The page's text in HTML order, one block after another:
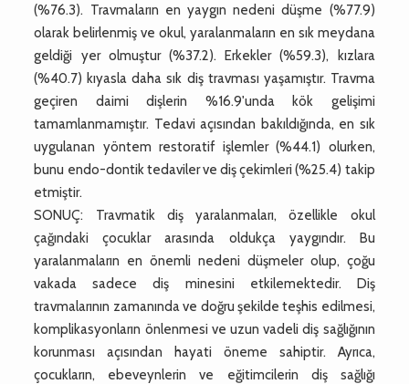
(%76.3). Travmaların en yaygın nedeni düşme (%77.9)
olarak belirlenmiş ve okul, yaralanmaların en sık meydana
geldiği yer olmuştur (%37.2). Erkekler (%59.3), kızlara
(%40.7) kıyasla daha sık diş travması yaşamıştır. Travma
geçiren daimi dişlerin %16.9'unda kök gelişimi
tamamlanmamıştır. Tedavi açısından bakıldığında, en sık
uygulanan yöntem restoratif işlemler (%44.1) olurken,
bunu endo-dontik tedaviler ve diş çekimleri (%25.4) takip
etmiştir.
SONUÇ: Travmatik diş yaralanmaları, özellikle okul
çağındaki çocuklar arasında oldukça yaygındır. Bu
yaralanmaların en önemli nedeni düşmeler olup, çoğu
vakada sadece diş minesini etkilemektedir. Diş
travmalarının zamanında ve doğru şekilde teşhis edilmesi,
komplikasyonların önlenmesi ve uzun vadeli diş sağlığının
korunması açısından hayati öneme sahiptir. Ayrıca,
çocukların, ebeveynlerin ve eğitimcilerin diş sağlığı